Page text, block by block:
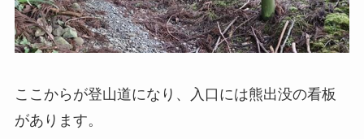
ここからが登山道になり、入口には熊出没の看板
があります。